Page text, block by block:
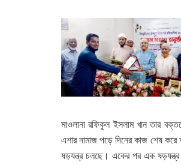
মাওলানা রফিকুল ইসলাম খান তার
এশার নামাজ পড়ে দিনের কাজ শেষ
ষড়যন্ত্র চলছে। একের পর এক ষড়যন্ত্র